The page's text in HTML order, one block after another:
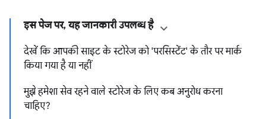
इस पेज पर, यह जानकारी उपलब्ध है
देखें कि आपकी साइट के स्टोरेज को 'परसिस्टेंट' के तौर पर मार्क
किया गया है या नहीं
मुझे हमेशा सेव रहने वाले स्टोरेज के लिए कब अनुरोध करना
चाहिए?